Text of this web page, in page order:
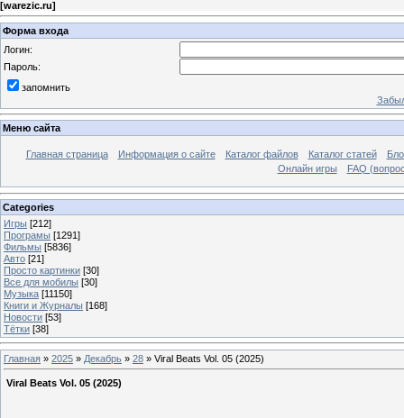
[warezic.ru]
Форма входа
Логин:
Пароль:
запомнить
Меню сайта
Главная страница Информация о сайте Каталог файлов Каталог статей
Онлайн игры
FAQ
Categories
Игры [212]
Програмы [1291]
Фильмы [5836]
Авто [21]
Просто картинки [30]
Все для мобилы [30]
Музыка [11150]
Книги и Журналы [168]
Новости [53]
Тётки [38]
Главная » 2025 » Декабрь » 28 » Viral Beats Vol. 05 (2025)
Viral Beats Vol. 05 (2025)